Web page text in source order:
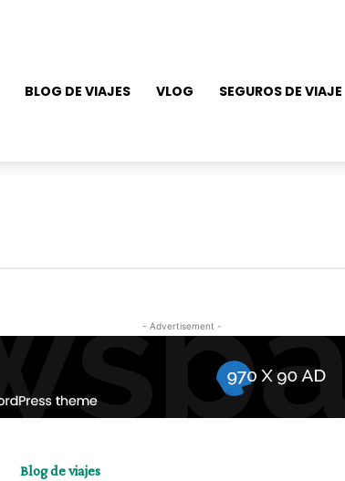
BLOG DE VIAJES VLOG SEGUROS DE VIAJE
- Advertisement -
Blog de viajes